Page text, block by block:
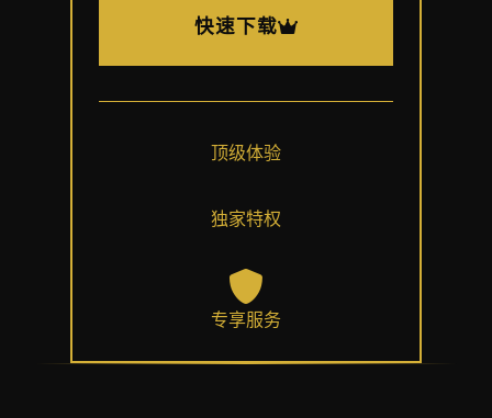
快速下载
顶级体验
独家特权
专享服务